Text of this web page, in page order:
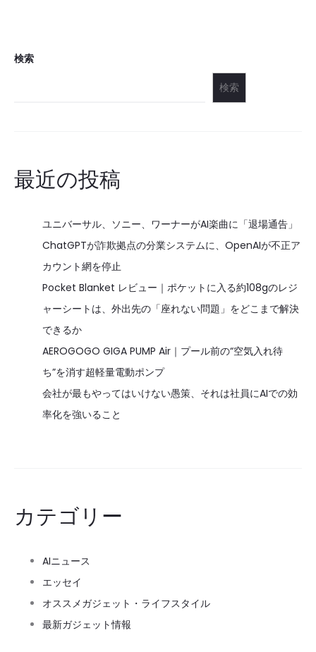
検索
検索
最近の投稿
ユニバーサル、ソニー、ワーナーがAI楽曲に「退場通告」
ChatGPTが詐欺拠点の分業システムに、OpenAIが不正ア
カウント網を停止
Pocket Blanket レビュー｜ポケットに入る約108gのレジ
ャーシートは、外出先の「座れない問題」をどこまで解決
できるか
AEROGOGO GIGA PUMP Air｜プール前の“空気入れ待
ち”を消す超軽量電動ポンプ
会社が最もやってはいけない愚策、それは社員にAIでの効
率化を強いること
カテゴリー
AIニュース
エッセイ
オススメガジェット・ライフスタイル
最新ガジェット情報